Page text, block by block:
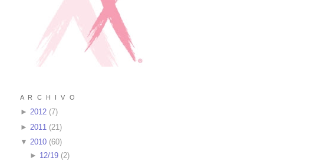
A R C H I V O
► 2012 (7)
► 2011 (21 )
▼ 2010 (60)
► 12/19(2)